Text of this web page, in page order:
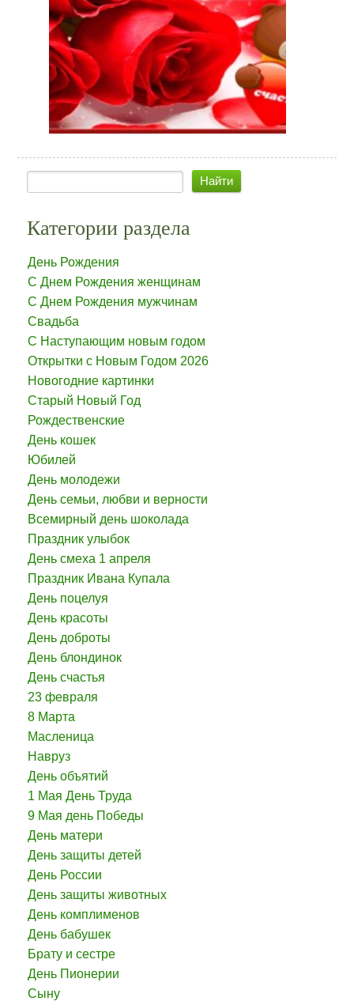
Категории раздела
День Рождения
С Днем Рождения женщинам
С Днем Рождения мужчинам
Свадьба
С Наступающим новым годом
Открытки с Новым Годом 2026
Новогодние картинки
Старый Новый Год
Рождественские
День кошек
Юбилей
День молодежи
День семьи, любви и верности
Всемирный день шоколада
Праздник улыбок
День смеха 1 апреля
Праздник Ивана Купала
День поцелуя
День красоты
День доброты
День блондинок
День счастья
23 февраля
8 Марта
Масленица
Навруз
День объятий
1 Мая День Труда
9 Мая день Победы
День матери
День защиты детей
День России
День защиты животных
День комплименов
День бабушек
Брату и сестре
День Пионерии
Сыну